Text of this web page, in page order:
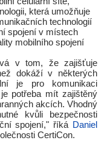
která umožňuje
technologií
spojení v místech
mobilního spojení
v tom, že zajišťuje
dokáží v některých
je pro komunikaci
potřeba mít zajištěný
akcích. Vhodný
kvůli bezpečnosti
spojení," říká Daniel
CertiCon.